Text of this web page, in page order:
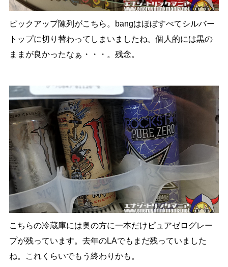
ピックアップ陳列がこちら。bangはほぼすべてシルバー
トップに切り替わってしまいましたね。個人的には黒の
ままが良かったなぁ・・・。残念。
こちらの冷蔵庫には奥の方に一本だけピュアゼログレー
プが残っています。去年のLAでもまだ残っていました
ね。これくらいでもう終わりかも。